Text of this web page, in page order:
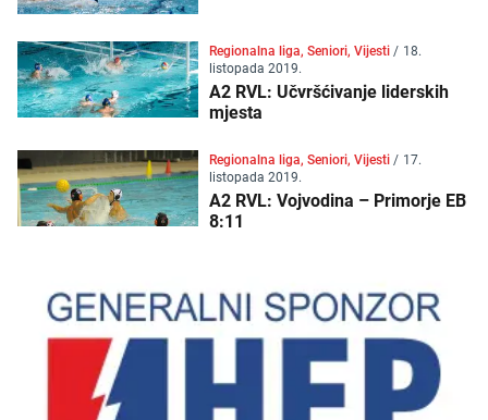
Regionalna liga, Seniori, Vijesti/ 18.
listopada 2019.
A2 RVL: Učvršćivanje liderskih
mjesta
Regionalna liga, Seniori, Vijesti/ 17.
listopada 2019.
A2 RVL: Vojvodina – Primorje EB
8:11